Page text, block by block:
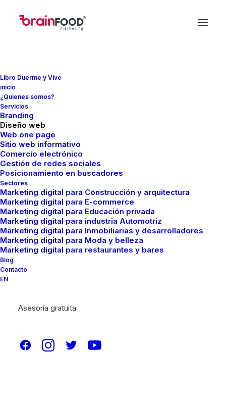
Libro Duerme y Vive
inicio
¿Quienes somos?
Servicios
Branding
Diseño web
Web one page
Sitio web informativo
Comercio electrónico
Gestión de redes sociales
Posicionamiento en buscadores
Sectores
Marketing digital para Construcción y arquitectura
Marketing digital para E-commerce
Marketing digital para Educación privada
Marketing digital para industria Automotriz
Marketing digital para Inmobiliarias y desarrolladores
Marketing digital para Moda y belleza
Marketing digital para restaurantes y bares
Blog
Contacto
EN
Asesoría gratuita
Agenciademarketing
digitalenTabasco